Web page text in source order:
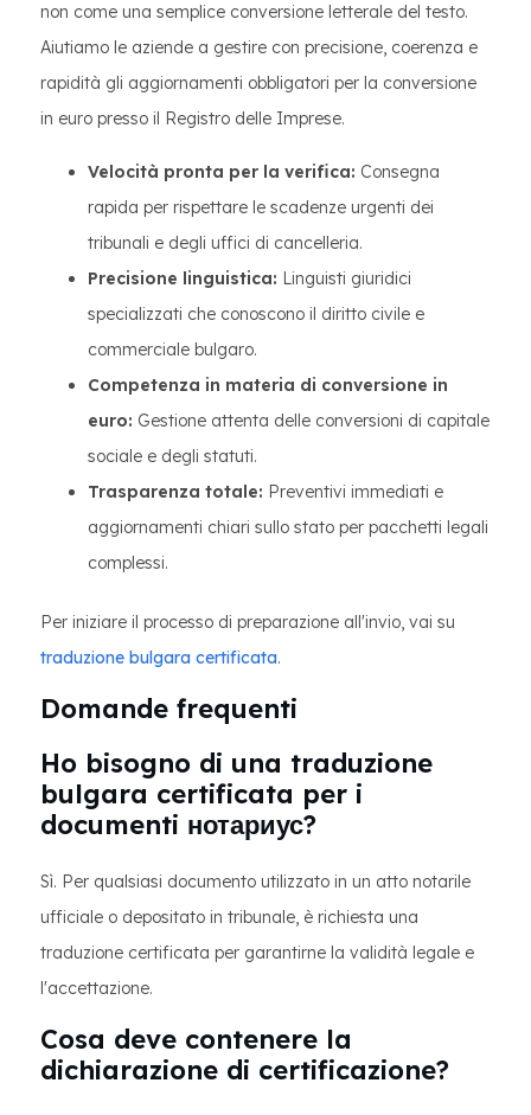
non come una semplice conversione letterale del testo.
Aiutiamo le aziende a gestire con precisione, coerenza e
rapidità gli aggiornamenti obbligatori per la conversione
in euro presso il Registro delle Imprese.
Velocità pronta per la verifica: Consegna
rapida per rispettare le scadenze urgenti dei
tribunali e degli uffici di cancelleria.
Precisione linguistica: Linguisti giuridici
specializzati che conoscono il diritto civile e
commerciale bulgaro.
Competenza in materia di conversione in
euro: Gestione attenta delle conversioni di capitale
sociale e degli statuti.
Trasparenza totale: Preventivi immediati e
aggiornamenti chiari sullo stato per pacchetti legali
complessi.
Per iniziare il processo di preparazione all'invio, vai su
traduzione bulgara certificata.
Domande frequenti
Ho bisogno di una traduzione
bulgara certificata per i
documenti нотариус?
Sì. Per qualsiasi documento utilizzato in un atto notarile
ufficiale o depositato in tribunale, è richiesta una
traduzione certificata per garantirne la validità legale e
l'accettazione.
Cosa deve contenere la
dichiarazione di certificazione?